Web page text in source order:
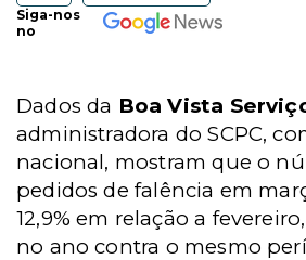
Siga-nos
no
Dados da Boa Vista
administradora do SCPC,
nacional, mostram que o
pedidos de falência em
12,9% em relação a
no ano contra o mesmo